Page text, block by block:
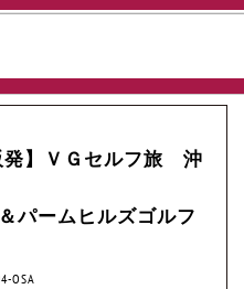
】ＶＧセルフ旅 沖
パームヒルズゴルフ
OSA